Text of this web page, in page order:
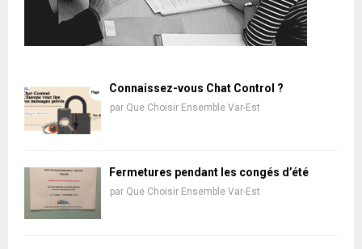
Connaissez-vous Chat Control ?
par Que Choisir Ensemble Var-Est
Fermetures pendant les congés d’été
par Que Choisir Ensemble Var-Est